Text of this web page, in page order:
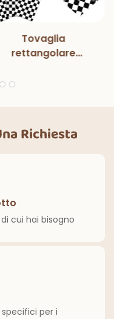
Tovaglia
rettangolare
nero con luci
decorazioni
per interni
Richiesta
cui hai bisogno
per i